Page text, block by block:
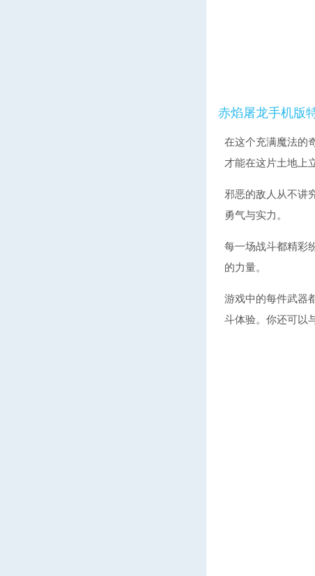
赤焰屠龙手机版
在这个充满魔法的
才能在这片土地上
邪恶的敌人从不讲
勇气与实力。
每一场战斗都精彩
的力量。
游戏中的每件武器
斗体验。你还可以